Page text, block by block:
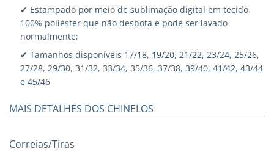
✔ Estampado por meio de sublimação digital em tecido
100% poliéster que não desbota e pode ser lavado
normalmente;
✔ Tamanhos disponíveis 17/18, 19/20, 21/22, 23/24, 25/26,
27/28, 29/30, 31/32, 33/34, 35/36, 37/38, 39/40, 41/42, 43/44
e 45/46
MAIS DETALHES DOS CHINELOS
Correias/Tiras